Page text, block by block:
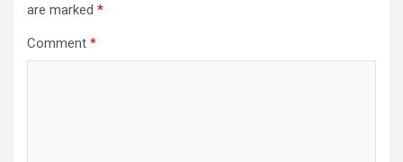
are marked *
Comment *